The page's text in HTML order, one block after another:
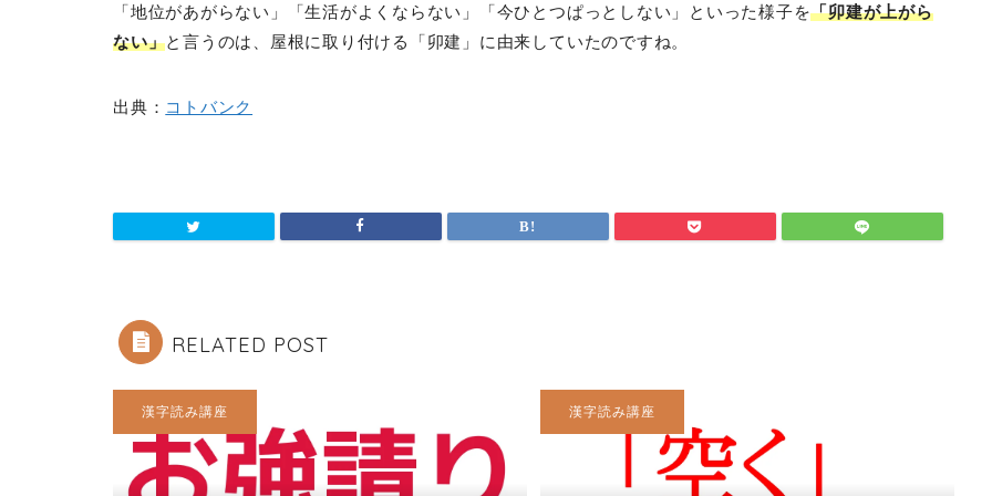
「地位があがらない」「生活がよくならない」「今ひとつぱっとしない」といった様子を「卯建が上がら
ない」と言うのは、屋根に取り付ける「卯建」に由来していたのですね。
出典： コトバンク
RELATED POST
漢字読み講座 漢字読み講座